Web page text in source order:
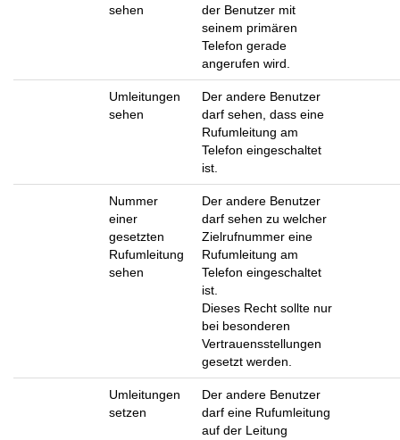
sehen
der Benutzer mit
seinem primären
Telefon gerade
angerufen wird.
Umleitungen
sehen
Der andere Benutzer
darf sehen, dass eine
Rufumleitung am
Telefon eingeschaltet
ist.
Nummer
einer
gesetzten
Rufumleitung
sehen
Der andere Benutzer
darf sehen zu welcher
Zielrufnummer eine
Rufumleitung am
Telefon eingeschaltet
ist.
Dieses Recht sollte nur
bei besonderen
Vertrauensstellungen
gesetzt werden.
Umleitungen
setzen
Der andere Benutzer
darf eine Rufumleitung
auf der Leitung